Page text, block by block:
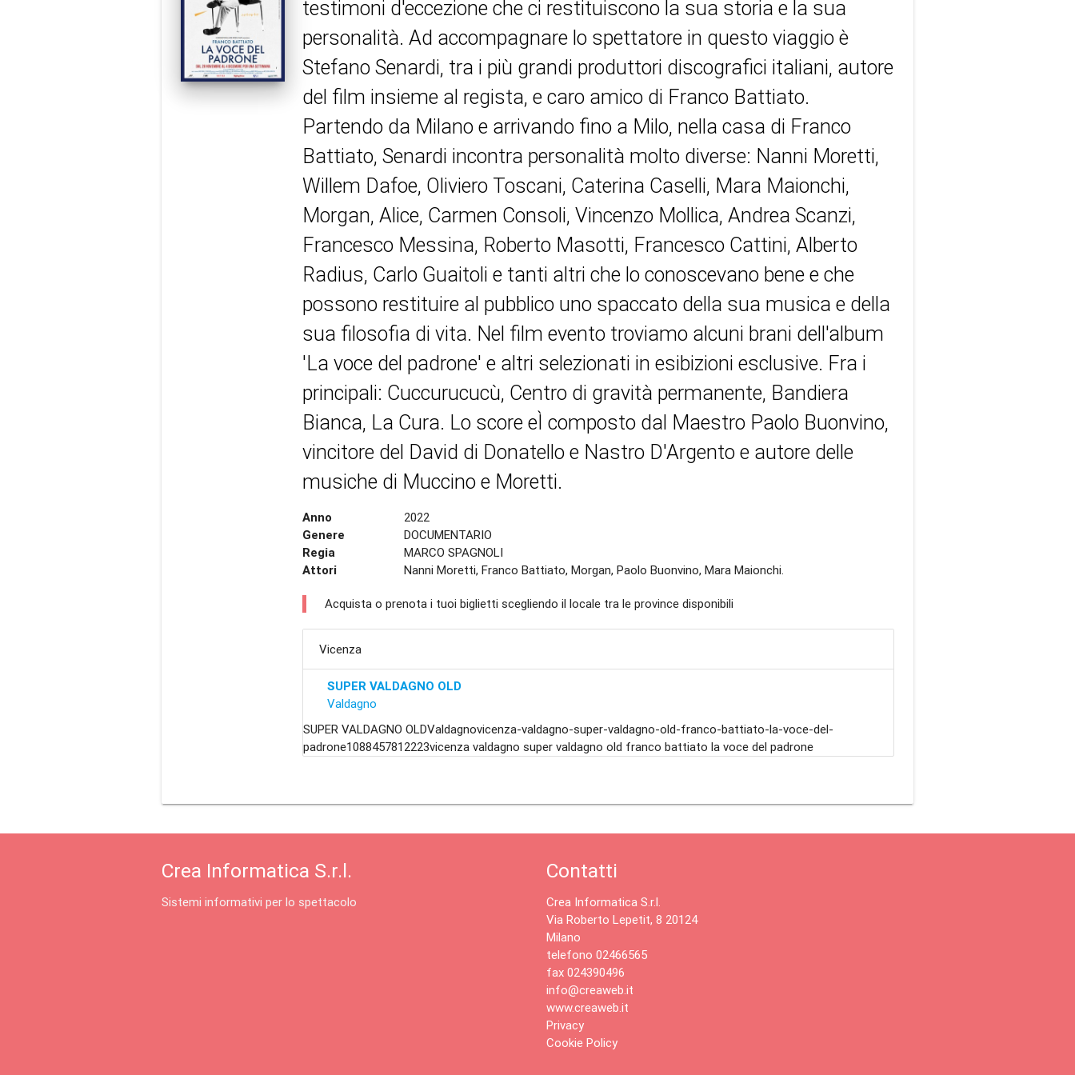
testimoni d'eccezione che ci restituiscono la sua storia e la sua
personalità. Ad accompagnare lo spettatore in questo viaggio è
Stefano Senardi, tra i più grandi produttori discografici italiani, autore
del film insieme al regista, e caro amico di Franco Battiato.
Partendo da Milano e arrivando fino a Milo, nella casa di Franco
Battiato, Senardi incontra personalità molto diverse: Nanni Moretti,
Willem Dafoe, Oliviero Toscani, Caterina Caselli, Mara Maionchi,
Morgan, Alice, Carmen Consoli, Vincenzo Mollica, Andrea Scanzi,
Francesco Messina, Roberto Masotti, Francesco Cattini, Alberto
Radius, Carlo Guaitoli e tanti altri che lo conoscevano bene e che
possono restituire al pubblico uno spaccato della sua musica e della
sua filosofia di vita. Nel film evento troviamo alcuni brani dell'album
'La voce del padrone' e altri selezionati in esibizioni esclusive. Fra i
principali: Cuccurucucù, Centro di gravità permanente, Bandiera
Bianca, La Cura. Lo score eÌ composto dal Maestro Paolo Buonvino,
vincitore del David di Donatello e Nastro D'Argento e autore delle
musiche di Muccino e Moretti.
Anno
2022
Genere
DOCUMENTARIO
Regia
MARCO SPAGNOLI
Attori
Nanni Moretti, Franco Battiato, Morgan, Paolo Buonvino, Mara Maionchi.
Acquista o prenota i tuoi biglietti scegliendo il locale tra le province disponibili
Vicenza
SUPER VALDAGNO OLD
Valdagno
SUPER VALDAGNO OLDValdagnovicenza-valdagno-super-valdagno-old-franco-battiato-la-voce-del-
padrone1088457812223vicenza valdagno super valdagno old franco battiato la voce del padrone
Crea Informatica S.r.l.
Sistemi informativi per lo spettacolo
Contatti
Crea Informatica S.r.l.
Via Roberto Lepetit, 8 20124
Milano
telefono 02466565
fax 024390496
info@creaweb.it
www.creaweb.it
Privacy
Cookie Policy